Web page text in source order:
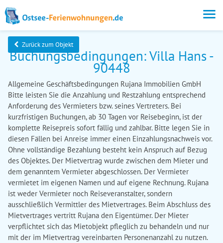
Zurück zum Objekt
Buchungsbedingungen: Villa Hans -
90448
Allgemeine Geschäftsbedingungen Rujana Immobilien GmbH
Bitte leisten Sie die Anzahlung und Restzahlung entsprechend
Anforderung des Vermieters bzw. seines Vertreters. Bei
kurzfristigen Buchungen, ab 30 Tagen vor Reisebeginn, ist der
komplette Reisepreis sofort fällig und zahlbar. Bitte legen Sie in
diesen Fällen bei Anreise immer einen Einzahlungsnachweis vor.
Ohne vollständige Bezahlung besteht kein Anspruch auf Bezug
des Objektes. Der Mietvertrag wurde zwischen dem Mieter und
dem genanntem Vermieter abgeschlossen. Der Vermieter
vermietet im eigenen Namen und auf eigene Rechnung. Rujana
ist weder Vermieter noch Reiseveranstalter, sondern
ausschließlich Vermittler des Mietvertrages. Beim Abschluss des
Mietvertrages vertritt Rujana den Eigentümer. Der Mieter
verpflichtet sich das Mietobjekt pfleglich zu behandeln und nur
mit der im Mietvertrag vereinbarten Personenanzahl zu nutzen.